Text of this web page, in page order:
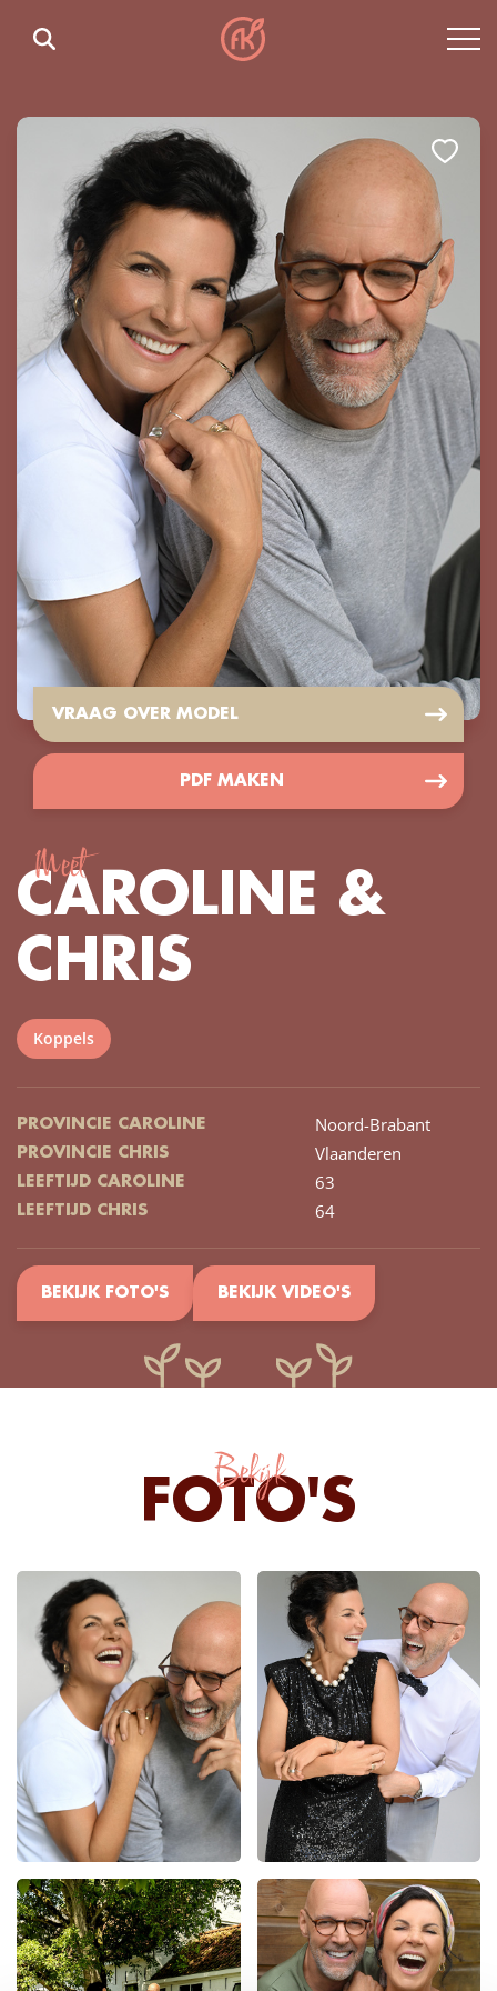
VRAAG OVER MODEL
PDF MAKEN
Meet
CAROLINE &
CHRIS
Koppels
PROVINCIE CAROLINE Noord-Brabant
PROVINCIE CHRIS Vlaanderen
LEEFTIJD CAROLINE 63
LEEFTIJD CHRIS 64
BEKIJK FOTO'S BEKIJK VIDEO'S
Bekijk
FOTO'S